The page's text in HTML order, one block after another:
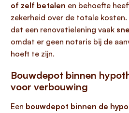
of zelf betalen en behoefte
zekerheid over de totale
dat een renovatielening vaak
omdat er geen notaris bij de
hoeft te zijn.
Bouwdepot binnen
voor verbouwing
Een bouwdepot binnen de